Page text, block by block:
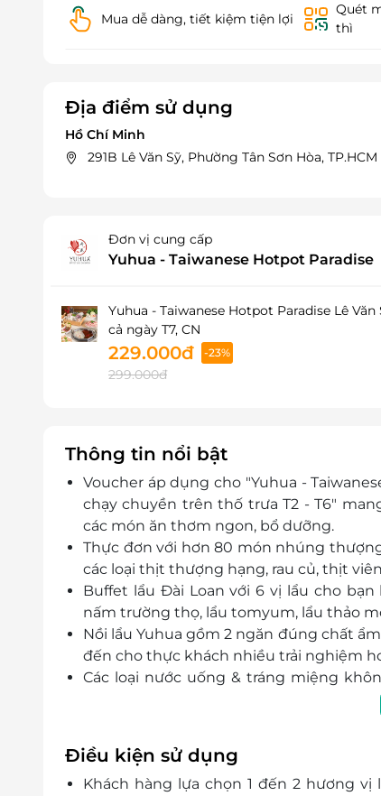
Mua dễ dàng, tiết kiệm tiện lợi
Quét
thì
Địa điểm sử dụng
Hồ Chí Minh
291B Lê Văn Sỹ, Phường Tân Sơn Hòa, TP.HCM
Đơn vị cung cấp
Yuhua - Taiwanese Hotpot Paradise
Yuhua - Taiwanese Hotpot Paradise Lê
cả ngày T7, CN
229.000đ -23%
299.000đ
Thông tin nổi bật
Voucher áp dụng cho "Yuhua -
chạy chuyền trên thố trưa T2 - T6"
các món ăn thơm ngon, bổ dưỡng.
Thực đơn với hơn 80 món nhúng
các loại thịt thượng hạng, rau củ, thịt
Buffet lẩu Đài Loan với 6 vị lẩu cho bạn
nấm trường thọ, lẩu tomyum, lẩu thảo
Nồi lẩu Yuhua gồm 2 ngăn đúng chất
đến cho thực khách nhiều trải nghiệm
Các loại nước uống & tráng miệng
Coca, Fanta, Sprite, kem, yaourt, bánh
Yuhua với không gian mang đậm
ngọt ngào, gần gũi, thích hợp cho việc
bè bạn…
Điều kiện sử dụng
Khách hàng lựa chọn 1 đến 2 hương vị